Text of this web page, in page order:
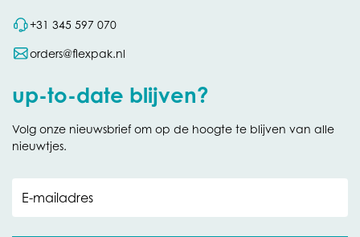
+31 345 597 070
orders@flexpak.nl
up-to-date blijven?
Volg onze nieuwsbrief om op de hoogte te blijven van alle
nieuwtjes.
E-mailadres